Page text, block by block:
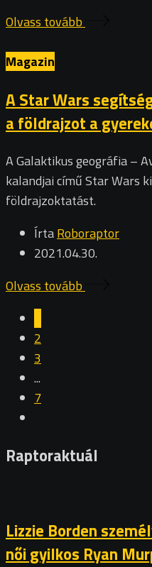
Olvass tovább
Magazin
A Star Wars
a földrajzot a
A Galaktikus geográfia –
kalandjai című Star Wars
földrajzoktatást.
ÍrtaRoboraptor
2021.04.30.
Olvass tovább
2
3
...
7
Raptoraktuál
Lizzie Borden
női gyilkos Ryan